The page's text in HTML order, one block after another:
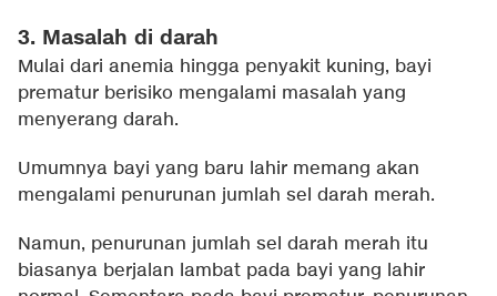
3. Masalah di darah
Mulai dari anemia hingga penyakit kuning, bayi
prematur berisiko mengalami masalah yang
menyerang darah.
Umumnya bayi yang baru lahir memang akan
mengalami penurunan jumlah sel darah merah.
Namun, penurunan jumlah sel darah merah itu
biasanya berjalan lambat pada bayi yang lahir